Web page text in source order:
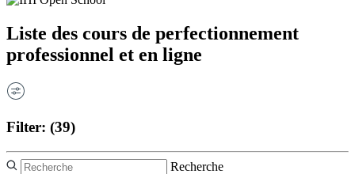
Liste des cours de perfectionnement
professionnel et en ligne
Filter: (39)
Recherche